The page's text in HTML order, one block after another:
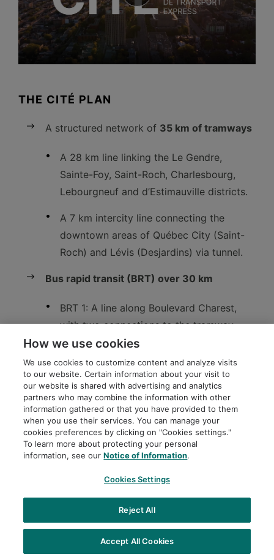
THE CITÉ PLAN
A structured network of 35 km of tramways
A 28 km line linking the Le Gendre,
Sainte-Foy, Saint-Roch, Charlesbourg,
Lebourgneuf and d’Estimauville districts.
A 7 km intercity line connecting the
downtown areas of Québec City (Saint-
Roch) and Lévis (Desjardins) via tunnel.
Bus rapid transit (BRT) over 30 km
BRT 1: A line along Boulevard Charest,
with two connections to the tramway.
BRT 2: A line along Boulevard Guillaume-
Couture in Lévis, linking the Desjardins
and Sainte-Foy hubs, and a second line
along Route des Rivières.
30 km of reserved lanesand preferential
measures
To improve the speed, reliability and
well as high-frequency bus services, to
better serve the northern outskirts of
Québec City, Lévis and its southern
How we use cookies
We use cookies to customize content and analyze visits
to our website. Certain information about your visit to
our website is shared with advertising and analytics
partners who may combine the information with other
information gathered or that you have provided to them
when you use their services. You can manage your
cookies preferences by clicking on "Cookies settings."
To learn more about protecting your personal
information, see ourNotice of Information.
Cookies Settings
Reject All
Accept All Cookies